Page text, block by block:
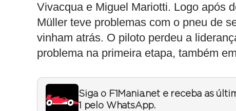
Vivacqua e Miguel Mariotti. Logo após
Müller teve problemas com o pneu de
vinham atrás. O piloto perdeu a
problema na primeira etapa, também
Siga o F1Mania.net e receba as
1 pelo WhatsApp.